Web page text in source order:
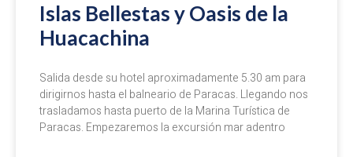
Islas Bellestas y Oasis de la
Huacachina
Salida desde su hotel aproximadamente 5.30 am para
dirigirnos hasta el balneario de Paracas. Llegando nos
trasladamos hasta puerto de la Marina Turística de
Paracas. Empezaremos la excursión mar adentro